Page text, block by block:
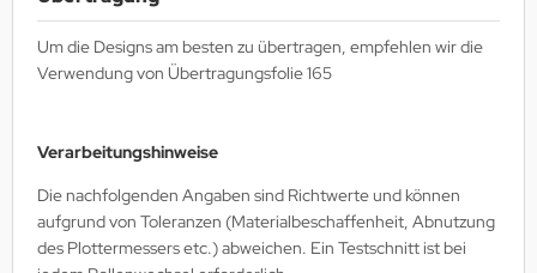
Um die Designs am besten zu übertragen, empfehlen wir die
Verwendung von Übertragungsfolie 165
Verarbeitungshinweise
Die nachfolgenden Angaben sind Richtwerte und können
aufgrund von Toleranzen (Materialbeschaffenheit, Abnutzung
des Plottermessers etc.) abweichen. Ein Testschnitt ist bei